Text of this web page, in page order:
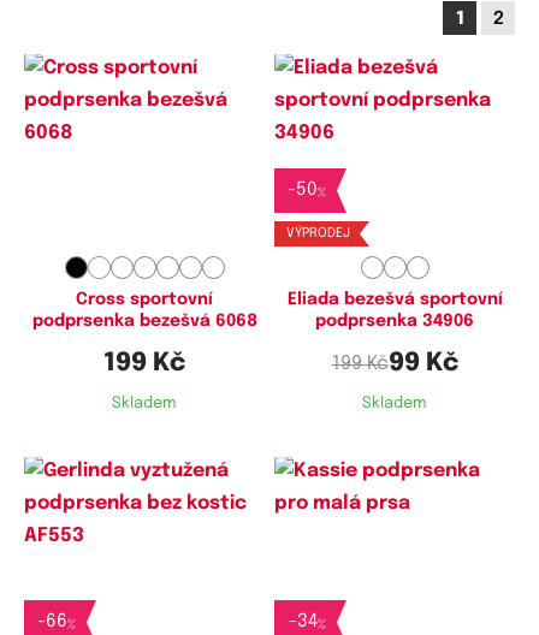
1 2
Cross sportovní
podprsenka bezešvá 6068
199 Kč
Skladem
-50%
VÝPRODEJ
Eliada bezešvá sportovní
podprsenka 34906
199 Kč99 Kč
Skladem
-66% -34%